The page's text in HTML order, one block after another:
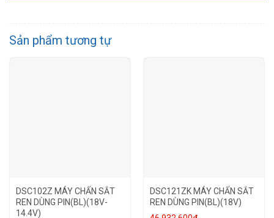
Sản phẩm tương tự
DSC102Z MÁY CHẤN SẮT
REN DÙNG PIN(BL)(18V-
14.4V)
DSC121ZK MÁY CHẤN SẮT
REN DÙNG PIN(BL)(18V)